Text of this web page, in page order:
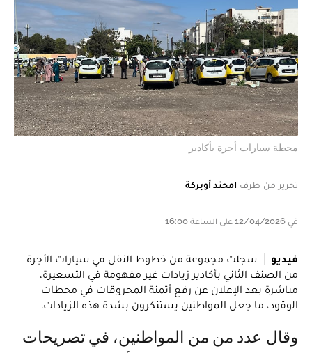
محطة سيارات أجرة بأكادير
تحرير من طرف امحند أوبركة
في 12/04/2026 على الساعة 16:00
فيديو
سجلت مجموعة من خطوط النقل في سيارات الأجرة
من الصنف الثاني بأكادير زيادات غير مفهومة في التسعيرة،
مباشرة بعد الإعلان عن رفع أثمنة المحروقات في محطات
الوقود، ما جعل المواطنين يستنكرون بشدة هذه الزيادات.
وقال عدد من من المواطنين، في تصريحات